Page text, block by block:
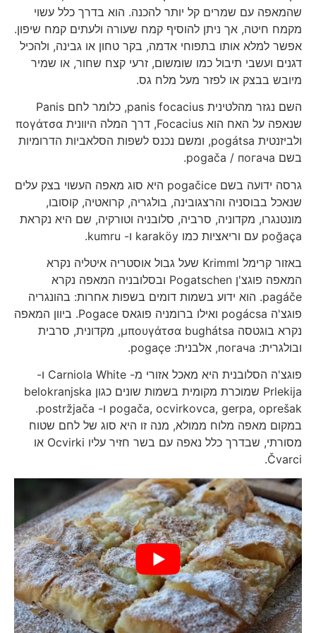
שהמאפה עם שמרים קל יותר להכנה. הוא בדרך כלל עשוי
מקמח חיטה, אך ניתן להוסיף קמח שעורה ולעתים קמח שיפון.
אפשר למלא אותו בתפוחי אדמה, בקר טחון או גבינה, ולהכיל
דגנים ועשבי תיבול כמו שומשום, זרעי קצח שחור, או שמיר
מיובש בבצק או לפזר מעל מלח גס.
השם נגזר מהלטינית panis focacius, כלומר לחם Panis
שנאפה על האח הוא Focacius, דרך המלה היוונית πογάτσα
ולביזנטית pogátsa, ומשם נכנס לשפות הסלאביות הדרומיות
בשם pogača / погача.
גרסה ידועה בשם pogačice היא סוג מאפה העשוי בצק עלים
שנאכל בבוסניה והרצגובינה, בולגריה, קרואטיה, קוסובו,
מונטנגרו, מקדוניה, סרביה, סלובניה וטורקיה, שם היא נקראת
poğaça עם וריאציות כמו karaköy ו- kumru.
באזור קרימל Krimml שעל גבול אוסטריה איטליה נקרא
המאפה פוגצ'ן Pogatschen ובסלובניה המאפה נקרא
pagáče. הוא ידוע בשמות דומים בשפות אחרות: בהונגריה
פוגצ'ה pogácsa ואילו ברומניה פוגאס Pogace. ביוון המאפה
נקרא בוגטסה μπουγάτσα bughátsa, מקדונית, סרבית
ובולגרית: погача, אלבנית: pogaçe.
פוגצ'ה הסלובנית היא מאכל אזורי מ- Carniola White ו-
Prlekija שמוכרת מקומית בשמות שונים כגון belokranjska
pogača, ocvirkovca, gerpa, oprešak ו- postržjača.
במקום מאפה מלוח ממולא, מנה זו היא סוג של לחם שטוח
מסורתי, שבדרך כלל נאפה עם בשר חזיר עליו Ocvirki או
Čvarci.